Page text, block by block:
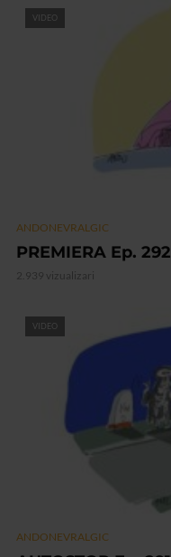
VIDEO
ANDONEVRALGIC
PREMIERA Ep. 292
2.939 vizualizari
VIDEO
ANDONEVRALGIC